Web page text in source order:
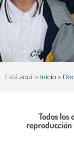
Está aquí: » Inicio »
Todos los
reproducción